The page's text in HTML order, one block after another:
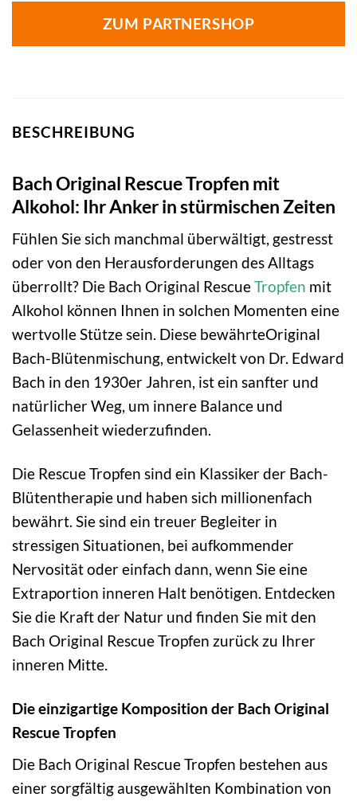
war:
18,55 €
ist:
15,99 €.
ZUM PARTNERSHOP
BESCHREIBUNG
Bach Original Rescue Tropfen mit
Alkohol: Ihr Anker in stürmischen Zeiten
Fühlen Sie sich manchmal überwältigt, gestresst
oder von den Herausforderungen des Alltags
überrollt? Die Bach Original RescueTropfen mit
Alkohol können Ihnen in solchen Momenten eine
wertvolle Stütze sein. Diese bewährteOriginal
Bach-Blütenmischung, entwickelt von Dr. Edward
Bach in den 1930er Jahren, ist ein sanfter und
natürlicher Weg, um innere Balance und
Gelassenheit wiederzufinden.
Die Rescue Tropfen sind ein Klassiker der Bach-
Blütentherapie und haben sich millionenfach
bewährt. Sie sind ein treuer Begleiter in
stressigen Situationen, bei aufkommender
Nervosität oder einfach dann, wenn Sie eine
Extraportion inneren Halt benötigen. Entdecken
Sie die Kraft der Natur und finden Sie mit den
Bach Original Rescue Tropfen zurück zu Ihrer
inneren Mitte.
Die einzigartige Komposition der Bach Original
Rescue Tropfen
Die Bach Original Rescue Tropfen bestehen aus
einer sorgfältig ausgewählten Kombination von